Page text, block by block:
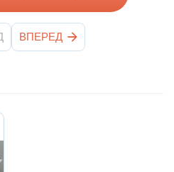
ВПЕРЕД